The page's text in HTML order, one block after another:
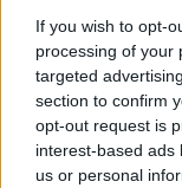
If you wish to opt-
processing of your
targeted
section to confirm
opt-out request is
interest-based ads
us or personal
Staff